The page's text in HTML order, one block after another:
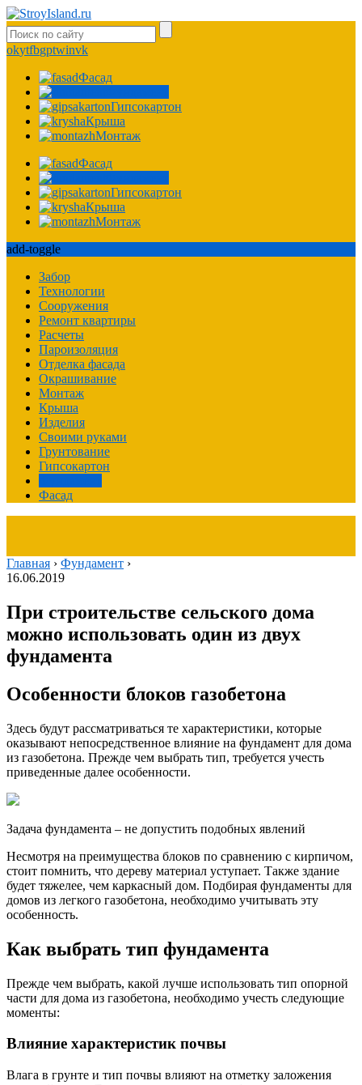
okytfbgptwinvk
Фасад
Гипсокартон
Крыша
Монтаж
Фасад
Гипсокартон
Крыша
Монтаж
add-toggle
Забор
Технологии
Сооружения
Ремонт квартиры
Расчеты
Пароизоляция
Отделка фасада
Окрашивание
Монтаж
Крыша
Изделия
Своими руками
Грунтование
Гипсокартон
Фасад
Главная › Фундамент ›
16.06.2019
При строительстве сельского дома
можно использовать один из двух
фундамента
Особенности блоков газобетона
Здесь будут рассматриваться те характеристики, которые
оказывают непосредственное влияние на фундамент для дома
из газобетона. Прежде чем выбрать тип, требуется учесть
приведенные далее особенности.
Задача фундамента – не допустить подобных явлений
Несмотря на преимущества блоков по сравнению с кирпичом,
стоит помнить, что дереву материал уступает. Также здание
будет тяжелее, чем каркасный дом. Подбирая фундаменты для
домов из легкого газобетона, необходимо учитывать эту
особенность.
Как выбрать тип фундамента
Прежде чем выбрать, какой лучше использовать тип опорной
части для дома из газобетона, необходимо учесть следующие
моменты:
Влияние характеристик почвы
Влага в грунте и тип почвы влияют на отметку заложения